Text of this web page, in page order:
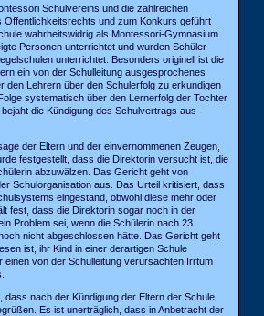
Schulvereins und die zahlreichen
und zum Konkurs geführt
wahrheitswidrig als Montessori-Gymnasium
Personen unterrichtet und wurden Schüler
unterrichtet. Besonders originell ist die
ein von der Schulleitung ausgesprochenes
den Lehrern über den Schulerfolg zu erkundigen
systematisch über den Lernerfolg der Tochter
die Kündigung des Schulvertrags aus
der Eltern und der einvernommenen Zeugen,
festgestellt, dass die Direktorin versucht ist, die
abzuwälzen. Das Gericht geht von
Schulorganisation aus. Das Urteil kritisiert, dass
eingestand, obwohl diese mehr oder
fest, dass die Direktorin sogar noch in der
Problem sei, wenn die Schülerin nach 23
nicht abgeschlossen hätte. Das Gericht geht
ist, ihr Kind in einer derartigen Schule
von der Schulleitung verursachten Irrtum
nach der Kündigung der Eltern der Schule
Es ist unerträglich, dass in Anbetracht der